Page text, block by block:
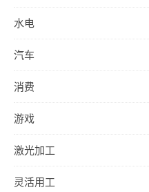
水电
汽车
消费
游戏
激光加工
灵活用工